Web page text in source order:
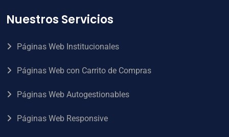
Nuestros Servicios
Páginas Web Institucionales
Páginas Web con Carrito de Compras
Páginas Web Autogestionables
Páginas Web Responsive